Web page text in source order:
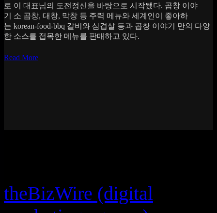
로 이 대표님의 도전정신을 바탕으로 시작됐다. 곱창 이야
기 소 곱창, 대창, 막창 등 주력 메뉴와 세계인이 좋아하
는 korean-food-bbq 갈비와 삼겹살 등과 곱창 이야기 만의 다양
한 소스를 접목한 메뉴를 판매하고 있다.
Read More
theBizWire (digital